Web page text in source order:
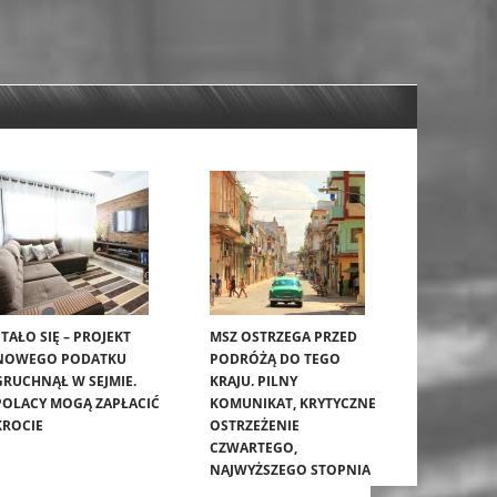
SIĘ – PROJEKT
PODATKU
W SEJMIE.
MOGĄ ZAPŁACIĆ
MSZ OSTRZEGA PRZED
PODRÓŻĄ DO TEGO
KRAJU. PILNY
KOMUNIKAT, KRYTYCZNE
OSTRZEŻENIE
CZWARTEGO,
NAJWYŻSZEGO STOPNIA